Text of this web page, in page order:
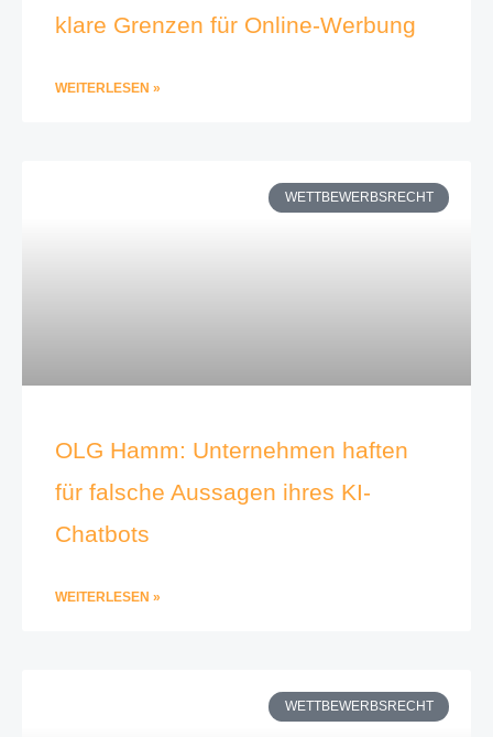
klare Grenzen für Online-Werbung
WEITERLESEN »
WETTBEWERBSRECHT
OLG Hamm: Unternehmen haften
für falsche Aussagen ihres KI-
Chatbots
WEITERLESEN »
WETTBEWERBSRECHT